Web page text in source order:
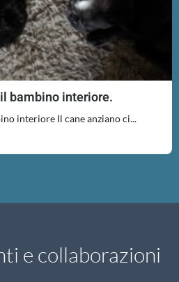
bambino interiore.
interiore Il cane anziano ci...
e collaborazioni